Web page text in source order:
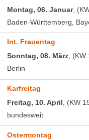
Montag, 06. Januar,
Baden-Württemberg,
Int. Frauentag
Sonntag, 08. März, (KW
Berlin
Karfreitag
Freitag, 10. April , (KW
bundesweit
Ostermontag